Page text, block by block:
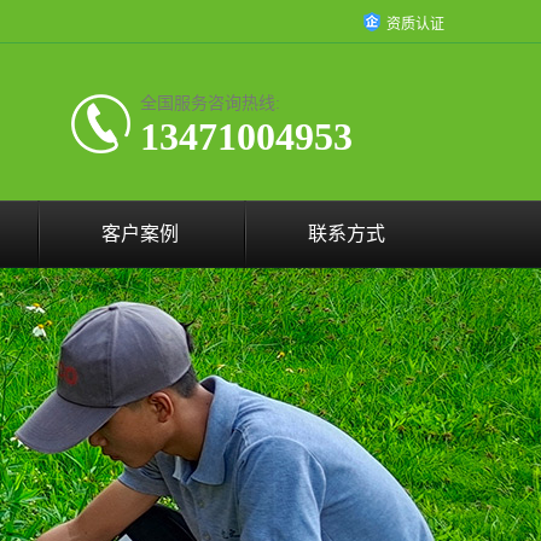
资质认证
全国服务咨询热线:
13471004953
客户案例 联系方式